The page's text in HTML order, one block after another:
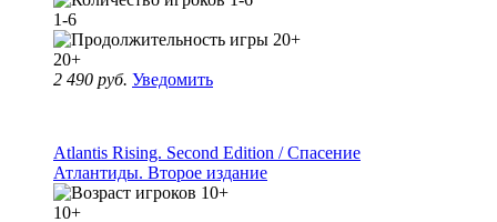
1-6
20+
2 490 руб. Уведомить
Atlantis Rising. Second Edition / Спасение
Атлантиды. Второе издание
10+